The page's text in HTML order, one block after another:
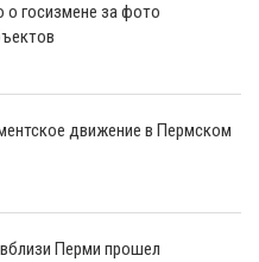
госизмене за фото
движение в Пермском
Перми прошел